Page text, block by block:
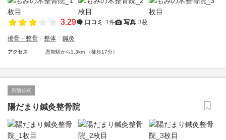
3.29 口コミ 1件 写真 3枚
接骨・整骨 整体 鍼灸
アクセス 恩智駅から1.3km （徒歩17分）
店舗公式
陽だまり鍼灸整骨院